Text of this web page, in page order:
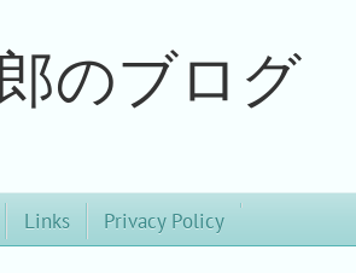
のブログ
Links Privacy Policy